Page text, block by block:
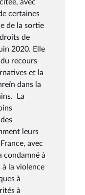
avec
certaines
de la sortie
de
2020. Elle
recours
et la
dans la
La
leurs
avec
condamné à
à la violence
à
à